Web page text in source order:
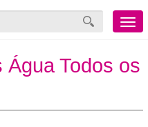
Menu
mobile
Todos os